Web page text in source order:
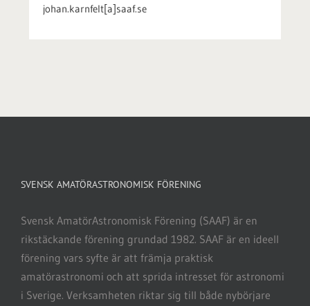
johan.karnfelt[a]saaf.se
SVENSK AMATÖRASTRONOMISK FÖRENING
Svensk AmatörAstronomisk Förening (SAAF) är en
rikstäckande förening grundad 1982. SAAF är en ideell
förening vars syfte är att främja praktisk
amatörastronomi och att sprida intresset för astronomi
i Sverige. Verksamheten riktar sig till både nybörjare